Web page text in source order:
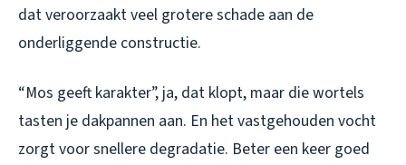
dat veroorzaakt veel grotere schade aan de
onderliggende constructie.
“Mos geeft karakter”, ja, dat klopt, maar die wortels
tasten je dakpannen aan. En het vastgehouden vocht
zorgt voor snellere degradatie. Beter een keer goed